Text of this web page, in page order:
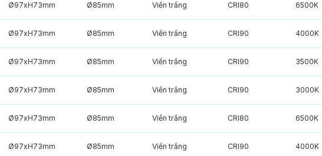
Ø97xH73mm Ø85mm Viền trắng CRI80 6500K
Ø97xH73mm Ø85mm Viền trắng CRI90 4000K
Ø97xH73mm Ø85mm Viền trắng CRI90 3500K
Ø97xH73mm Ø85mm Viền trắng CRI90 3000K
Ø97xH73mm Ø85mm Viền trắng CRI80 6500K
Ø97xH73mm Ø85mm Viền trắng CRI90 4000K